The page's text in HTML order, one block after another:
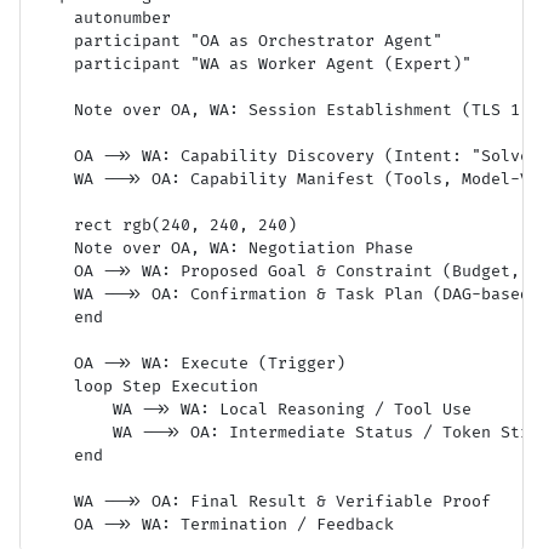
    autonumber
    participant "OA as Orchestrator Agent"
    participant "WA as Worker Agent (Expert)"
Note over OA, WA: Session Establishment (TLS
OA ->> WA: Capability Discovery (Intent: "Solve
WA -->> OA: Capability Manifest (Tools, Model-
    rect rgb(240, 240, 240)
    Note over OA, WA: Negotiation Phase
OA ->> WA: Proposed Goal & Constraint (Budget,
    WA -->> OA: Confirmation & Task Plan (DAG-based)
    end
    OA ->> WA: Execute (Trigger)
    loop Step Execution
        WA ->> WA: Local Reasoning / Tool Use
WA -->> OA: Intermediate Status / Token
    end
    WA -->> OA: Final Result & Verifiable Proof